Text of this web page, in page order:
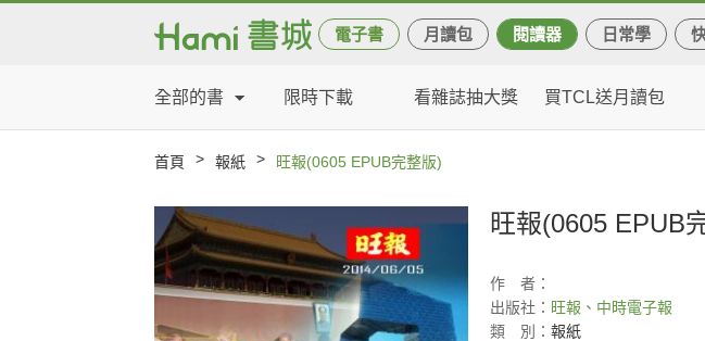
電子書 月讀包 閱讀器 日常學
全部的書 限時下載 看雜誌抽大獎 買TCL送月讀包
首頁 > 報紙 > 旺報(0605 EPUB完整版)
旺報(0605 EPUB
作
者：
出版社： 旺報、中時電子報
類
別： 報紙